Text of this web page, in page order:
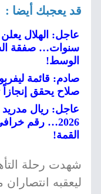
قد يعجبك أيضا :
عاجل: الهلال
سنوات… صفقة
الوسط!
صلاح يحقق إنجازاً
عاجل: ريال مدريد
2026… رقم
القمة!
شهدت رحلة
ليعقبه انتصاران